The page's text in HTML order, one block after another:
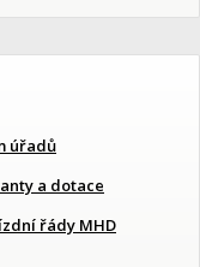
úřadů
a dotace
řády MHD